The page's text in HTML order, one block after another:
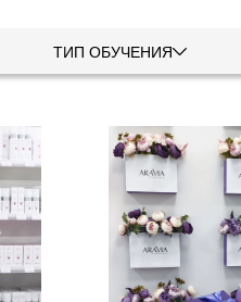
ТИП ОБУЧЕНИЯ